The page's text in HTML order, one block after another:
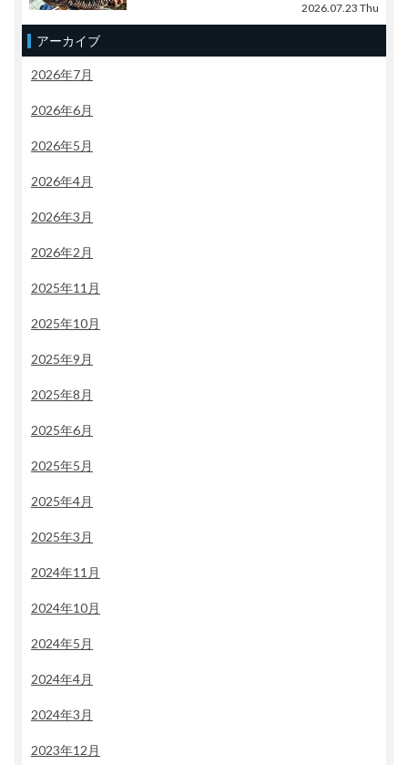
2026.07.23 Thu
アーカイブ
2026年7月
2026年6月
2026年5月
2026年4月
2026年3月
2026年2月
2025年11月
2025年10月
2025年9月
2025年8月
2025年6月
2025年5月
2025年4月
2025年3月
2024年11月
2024年10月
2024年5月
2024年4月
2024年3月
2023年12月